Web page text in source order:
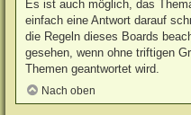
Es ist auch möglich, das
einfach eine Antwort darauf
die Regeln dieses Boards
gesehen, wenn ohne triftigen
Themen geantwortet wird.
Nach oben